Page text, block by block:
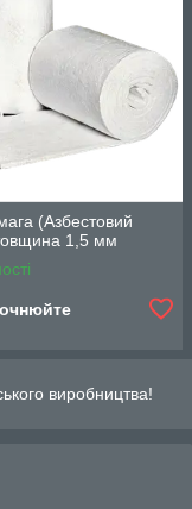
(Азбестовий
1,5 мм
виробництва!